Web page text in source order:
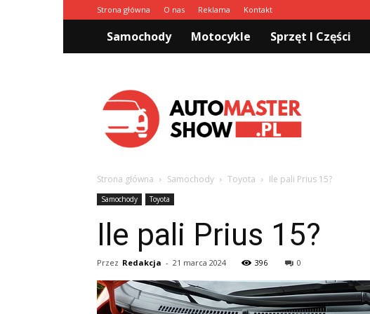
Strona główna O nas Reklama Kontakt
Samochody Motocykle Sprzęt I Części
Automastershow.pl
Strona główna Samochody Toyota Ile pali Prius 15?
Samochody Toyota
Ile pali Prius 15?
Przez Redakcja - 21 marca 2024 396 0